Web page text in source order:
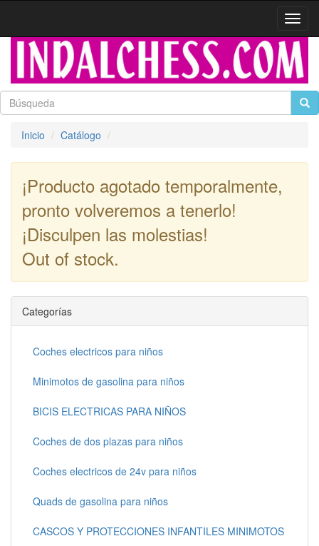
Inicio Catálogo
¡Producto agotado temporalmente,
pronto volveremos a tenerlo!
¡Disculpen las molestias!
Out of stock.
Categorías
Coches electricos para niños
Minimotos de gasolina para niños
BICIS ELECTRICAS PARA NIÑOS
Coches de dos plazas para niños
Coches electricos de 24v para niños
Quads de gasolina para niños
CASCOS Y PROTECCIONES INFANTILES MINIMOTOS